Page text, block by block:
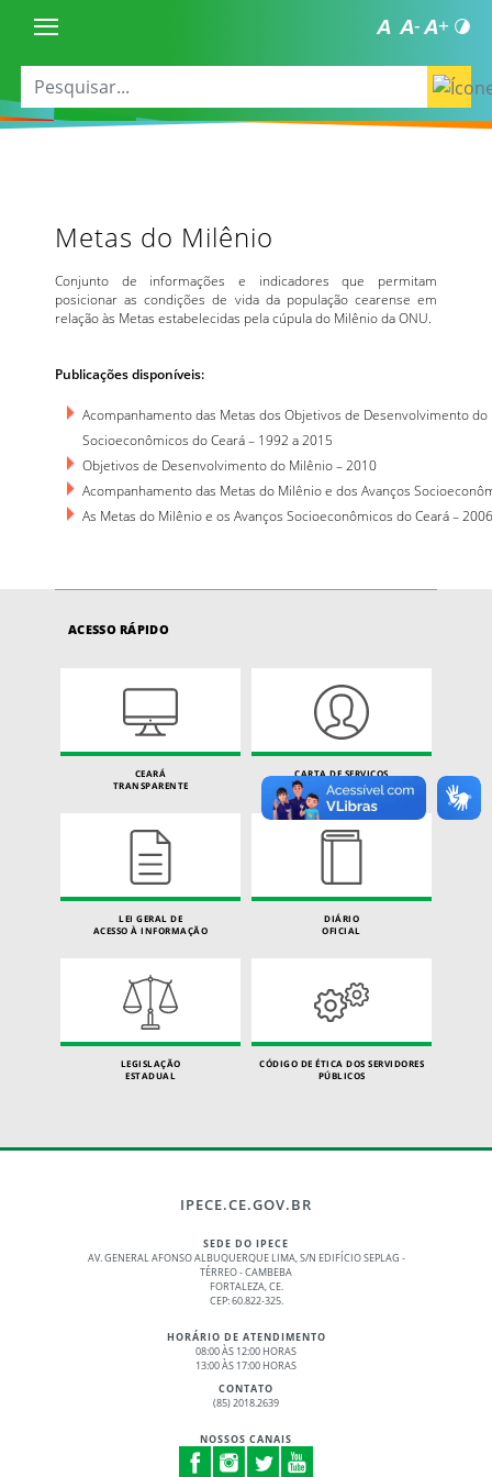
Metas do Milênio
Conjunto de informações e indicadores que permitam
posicionar as condições de vida da população cearense em
relação às Metas estabelecidas pela cúpula do Milênio da ONU.
Publicações disponíveis:
Acompanhamento das Metas dos Objetivos de Desenvolvimento do
Socioeconômicos do Ceará – 1992 a 2015
Objetivos de Desenvolvimento do Milênio – 2010
Acompanhamento das Metas do Milênio e dos Avanços
As Metas do Milênio e os Avanços Socioeconômicos do Ceará – 2006
ACESSO RÁPIDO
CEARÁ
TRANSPARENTE
CARTA DE SERVIÇOS
DO CIDADÃO
LEI GERAL DE
ACESSO À INFORMAÇÃO
DIÁRIO
OFICIAL
LEGISLAÇÃO
ESTADUAL
CÓDIGO DE ÉTICA DOS SERVIDORES
PÚBLICOS
IPECE.CE.GOV.BR
SEDE DO IPECE
AV. GENERAL AFONSO ALBUQUERQUE LIMA, S/N EDIFÍCIO SEPLAG -
TÉRREO - CAMBEBA
FORTALEZA, CE.
CEP: 60.822-325.
HORÁRIO DE ATENDIMENTO
08:00 ÀS 12:00 HORAS
13:00 ÀS 17:00 HORAS
CONTATO
(85) 2018.2639
NOSSOS CANAIS